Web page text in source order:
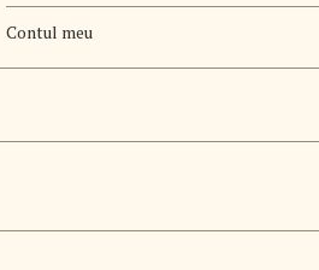
Contul meu